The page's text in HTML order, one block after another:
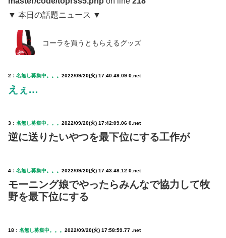
▼ 本日の話題ニュース ▼
コーラを買うともらえるグッズ
2： 名無し募集中。。。 2022/09/20(火) 17:40:49.09 0.net
えぇ…
3： 名無し募集中。。。 2022/09/20(火) 17:42:09.06 0.net
逆に送りたいやつを最下位にする工作が
4： 名無し募集中。。。 2022/09/20(火) 17:43:48.12 0.net
モーニング娘でやったらみんなで協力して牧
野を最下位にする
18： 名無し募集中。。。 2022/09/20(火) 17:58:59.77 .net